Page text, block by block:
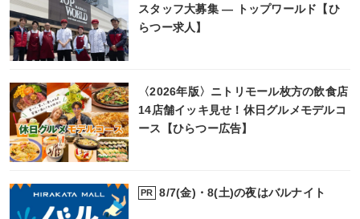
スタッフ大募集 ― トップワールド【ひ
らつー求人】
〈2026年版〉ニトリモール枚方の飲食店
14店舗イッキ見せ！休日グルメモデルコ
ース【ひらつー広告】
PR 8/7(金)・8(土)の夜はバルナイト